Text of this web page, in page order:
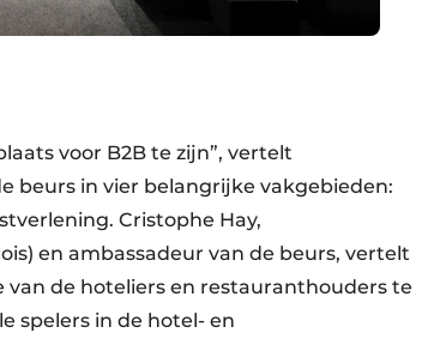
voor B2B te zijn”, vertelt
beurs in vier belangrijke vakgebieden:
Cristophe Hay,
en ambassadeur van de beurs, vertelt
de hoteliers en restauranthouders te
spelers in de hotel- en